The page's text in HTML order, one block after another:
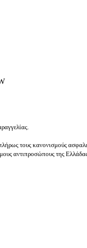
τους κανονισμούς
αντιπροσώπους της